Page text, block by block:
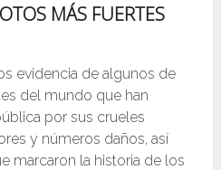
MÁS FUERTES
evidencia de algunos de
del mundo que han
por sus crueles
y números daños, así
marcaron la historia de los